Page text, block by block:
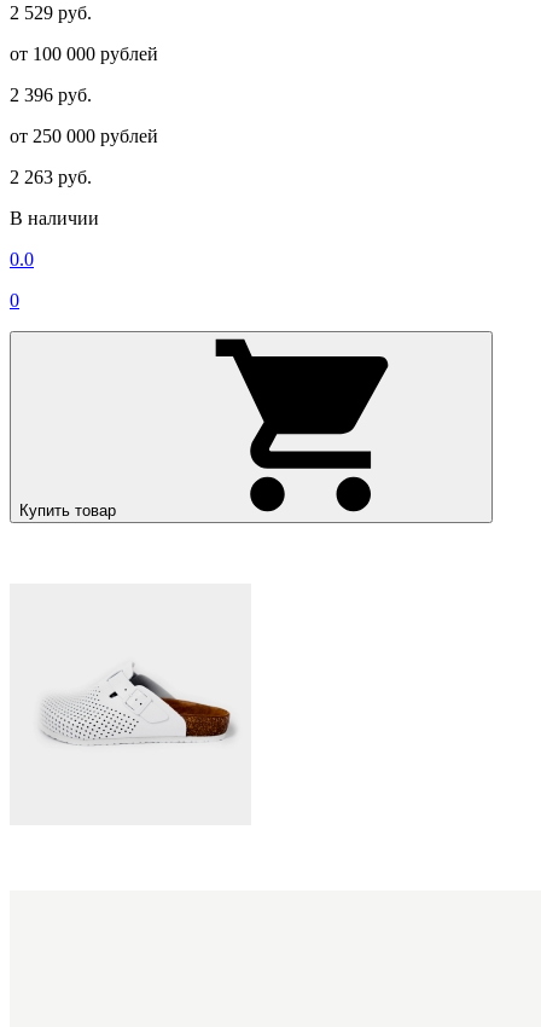
2 529 руб.
от 100 000 рублей
2 396 руб.
от 250 000 рублей
2 263 руб.
В наличии
0.0
0
Купить товар